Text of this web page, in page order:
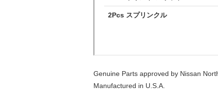
Genuine Parts approved by Nissan
Manufactured in U.S.A.